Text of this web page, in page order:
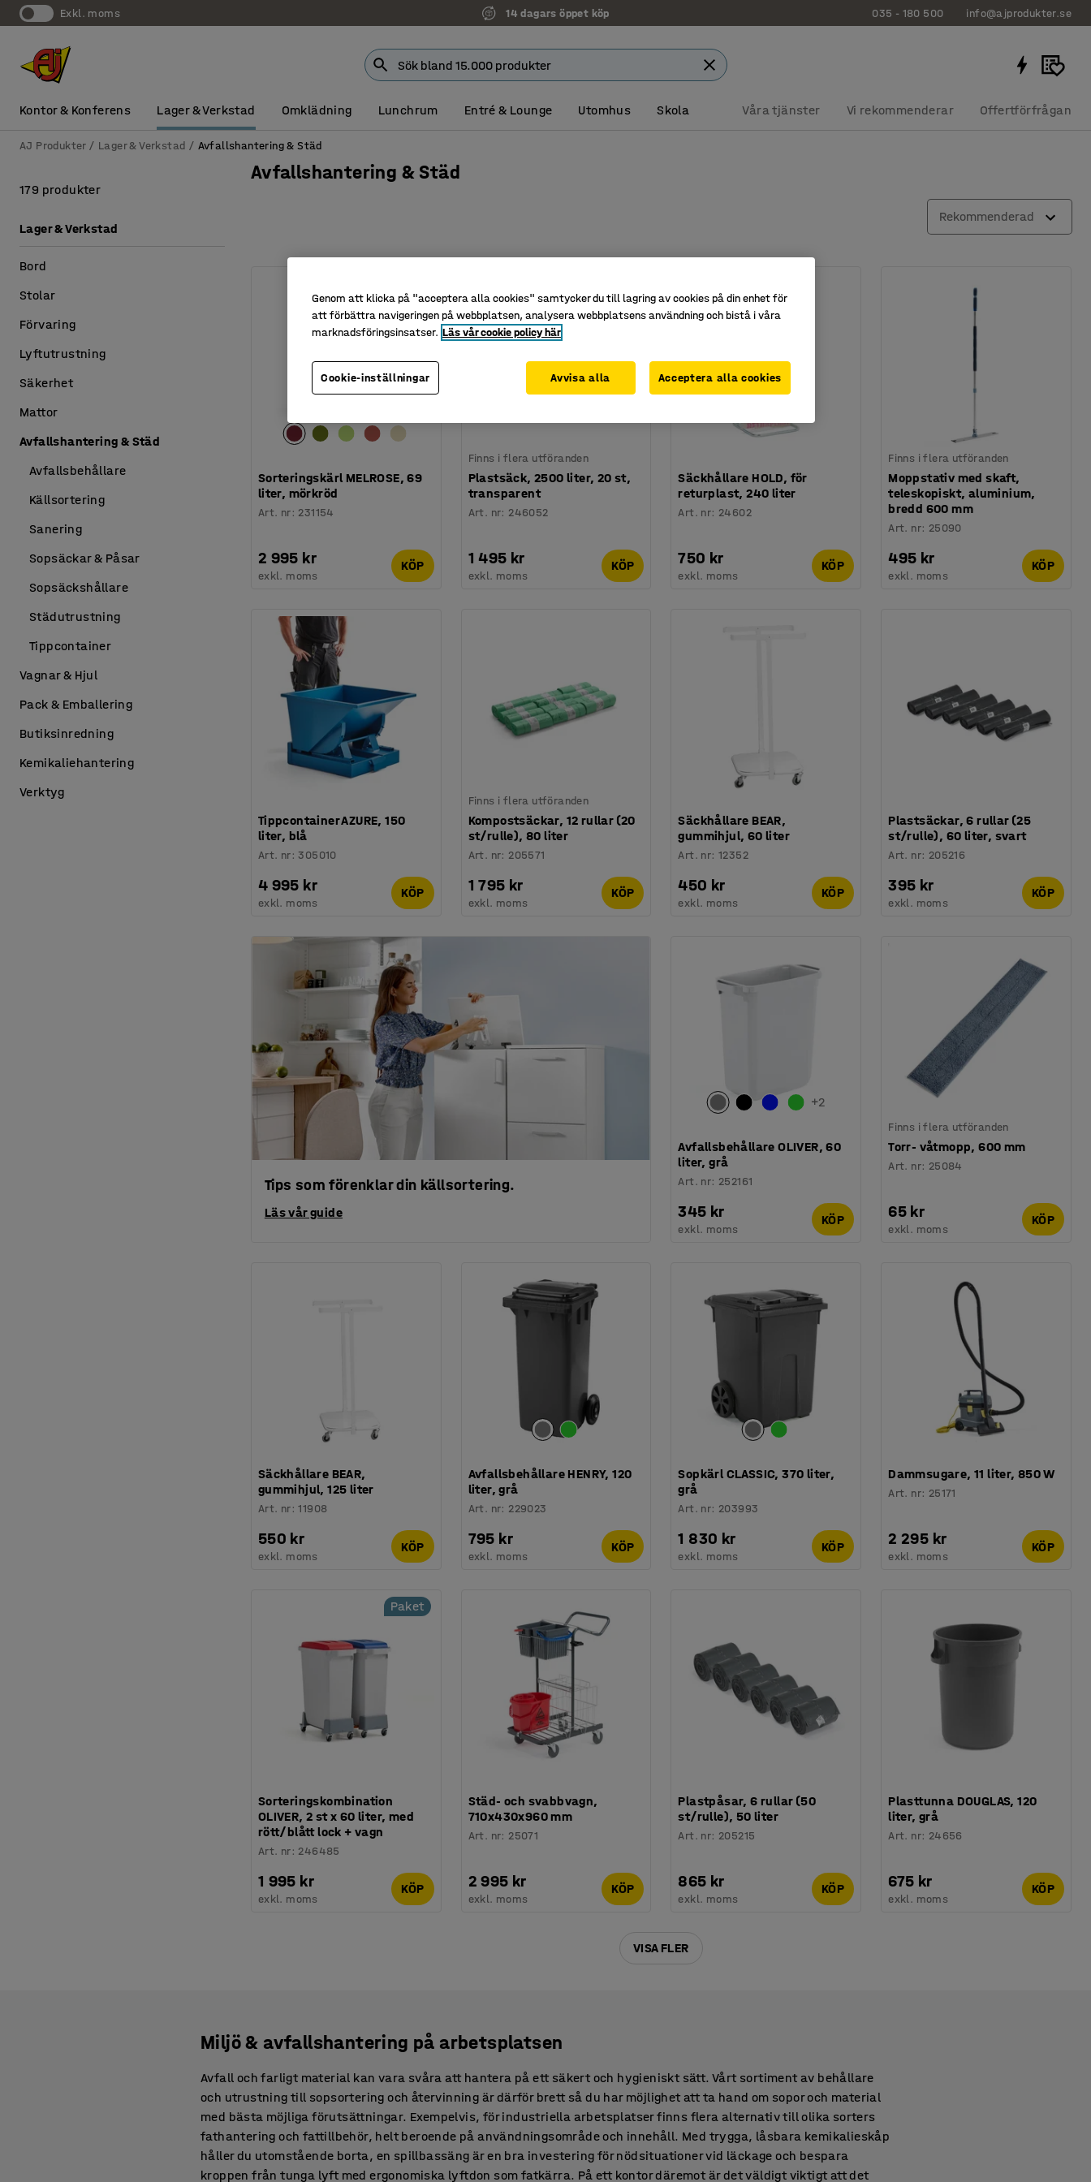
exkl. moms 14 dagars öppet köp 035 - 180 500 info@ajprodukter.se
Kontor & Konferens Lager & Verkstad Omklädning Lunchrum Entré & Lounge Utomhus Skola Våra tjänster Vi rekommenderar Offertförfrågan
AJ Produkter Lager & Verkstad Avfallshantering & Städ
Avfallshantering & Städ
Rekommenderad
Sorteringskärl MELROSE, 69
liter, mörkröd
Art. nr: 231154
2 995 kr
exkl. moms
KÖP
Finns i flera utföranden
Plastsäck, 2500 liter, 20 st,
transparent
Art. nr: 246052
1 495 kr
exkl. moms
KÖP
Säckhållare HOLD, för
returplast, 240 liter
Art. nr: 24602
750 kr
exkl. moms
KÖP
Finns i flera utföranden
Moppstativ med skaft,
teleskopiskt, aluminium,
bredd 600 mm
Art. nr: 25090
495 kr
exkl. moms
KÖP
Tippcontainer AZURE, 150
liter, blå
Art. nr:305010
4 995 kr
exkl. moms
KÖP
Finns i flera utföranden
Kompostsäckar, 12 rullar (20
st/rulle), 80 liter
Art. nr: 205571
1 795 kr
exkl. moms
KÖP
Säckhållare BEAR,
gummihjul, 60 liter
Art. nr:12352
450 kr
exkl. moms
KÖP
Plastsäckar, 6 rullar (25
st/rulle), 60 liter, svart
Art. nr: 205216
395 kr
exkl. moms
KÖP
Tips som förenklar din källsortering.
Läs vår guide
+2
Avfallsbehållare OLIVER, 60
liter, grå
Art. nr: 252161
345 kr
exkl. moms
KÖP
Finns i flera utföranden
Torr- våtmopp, 600 mm
Art. nr: 25084
65 kr
exkl. moms
KÖP
Säckhållare BEAR,
gummihjul, 125 liter
Art. nr:11908
550 kr
exkl. moms
KÖP
Avfallsbehållare HENRY, 120
liter, grå
Art. nr: 229023
795 kr
exkl. moms
KÖP
Sopkärl CLASSIC, 370 liter,
grå
Art. nr: 203993
1 830 kr
exkl. moms
KÖP
Dammsugare, 11 liter, 850 W
Art. nr: 25171
2 295 kr
exkl. moms
KÖP
Paket
Sorteringskombination
OLIVER, 2 st x 60 liter, med
rött/blått lock + vagn
Art. nr: 246485
1 995 kr
exkl. moms
KÖP
Städ- och svabbvagn,
710x430x960 mm
Art. nr: 25071
2 995 kr
exkl. moms
KÖP
Plastpåsar, 6 rullar (50
st/rulle), 50 liter
Art. nr: 205215
865 kr
exkl. moms
KÖP
Plasttunna DOUGLAS, 120
liter, grå
Art. nr: 24656
675 kr
exkl. moms
KÖP
VISA FLER
179 produkter
Lager & Verkstad
Bord
Stolar
Förvaring
Lyftutrustning
Säkerhet
Mattor
Avfallshantering & Städ
Avfallsbehållare
Källsortering
Sanering
Sopsäckar & Påsar
Sopsäckshållare
Städutrustning
Tippcontainer
Vagnar & Hjul
Pack & Emballering
Butiksinredning
Kemikaliehantering
Verktyg
Miljö & avfallshantering på arbetsplatsen
Avfall och farligt material kan vara svåra att hantera på ett säkert och hygieniskt sätt. Vårt sortiment av behållare
och utrustning till sopsortering och återvinning är därför brett så du har möjlighet att ta hand om sopor och material
med bästa möjliga förutsättningar. Exempelvis, för industriella arbetsplatser finns flera alternativ till olika sorters
fathantering och fattillbehör, helt beroende på användningsområde och innehåll. Med trygga, låsbara kemikalieskåp
håller du utomstående borta, en spillbassäng är en bra investering för nödsituationer vid läckage och bespara
kroppen från tunga lyft med ergonomiska lyftdon som fatkärra. På ett kontor däremot är det väldigt viktigt att det
Genom att klicka på "acceptera alla cookies" samtycker du till lagring av cookies på din enhet för
att förbättra navigeringen på webbplatsen, analysera webbplatsens användning och bistå i våra
marknadsföringsinsatser. Läs vår cookie policy här
Cookie-inställningar Avvisa alla Acceptera alla cookies